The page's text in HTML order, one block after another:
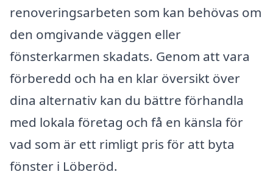
renoveringsarbeten som kan behövas om
den omgivande väggen eller
fönsterkarmen skadats. Genom att vara
förberedd och ha en klar översikt över
dina alternativ kan du bättre förhandla
med lokala företag och få en känsla för
vad som är ett rimligt pris för att byta
fönster i Löberöd.